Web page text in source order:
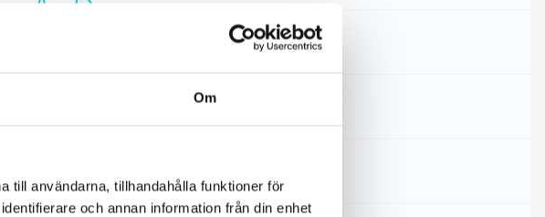
Om
till användarna, tillhandahålla funktioner för
och annan information från din enhet